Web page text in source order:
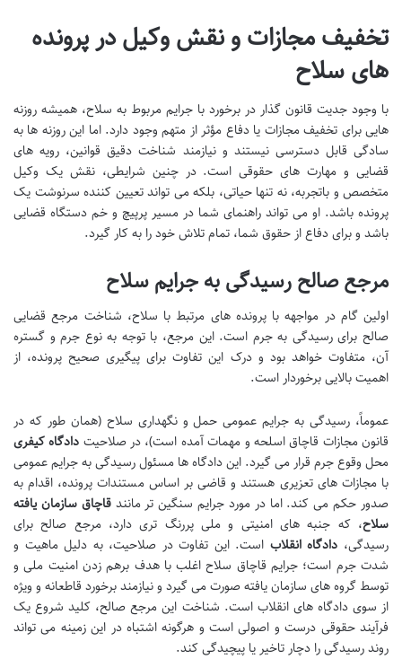
تخفیف مجازات و نقش وکیل در پرونده
های سلاح
با وجود جدیت قانون گذار در برخورد با جرایم مربوط به سلاح، همیشه روزنه
هایی برای تخفیف مجازات یا دفاع مؤثر از متهم وجود دارد. اما این روزنه ها به
سادگی قابل دسترسی نیستند و نیازمند شناخت دقیق قوانین، رویه های
قضایی و مهارت های حقوقی است. در چنین شرایطی، نقش یک وکیل
متخصص و باتجربه، نه تنها حیاتی، بلکه می تواند تعیین کننده سرنوشت یک
پرونده باشد. او می تواند راهنمای شما در مسیر پرپیچ و خم دستگاه قضایی
باشد و برای دفاع از حقوق شما، تمام تلاش خود را به کار گیرد.
مرجع صالح رسیدگی به جرایم سلاح
اولین گام در مواجهه با پرونده های مرتبط با سلاح، شناخت مرجع قضایی
صالح برای رسیدگی به جرم است. این مرجع، با توجه به نوع جرم و گستره
آن، متفاوت خواهد بود و درک این تفاوت برای پیگیری صحیح پرونده، از
اهمیت بالایی برخوردار است.
عموماً، رسیدگی به جرایم عمومی حمل و نگهداری سلاح (همان طور که در
قانون مجازات قاچاق اسلحه و مهمات آمده است)، در صلاحیت دادگاه کیفری
محل وقوع جرم قرار می گیرد. این دادگاه ها مسئول رسیدگی به جرایم عمومی
با مجازات های تعزیری هستند و قاضی بر اساس مستندات پرونده، اقدام به
صدور حکم می کند. اما در مورد جرایم سنگین تر مانندقاچاق سازمان یافته
سلاح، که جنبه های امنیتی و ملی پررنگ تری دارد، مرجع صالح برای
رسیدگی، دادگاه انقلاب است. این تفاوت در صلاحیت، به دلیل ماهیت و
شدت جرم است؛ جرایم قاچاق سلاح اغلب با هدف برهم زدن امنیت ملی و
توسط گروه های سازمان یافته صورت می گیرد و نیازمند برخورد قاطعانه و ویژه
از سوی دادگاه های انقلاب است. شناخت این مرجع صالح، کلید شروع یک
فرآیند حقوقی درست و اصولی است و هرگونه اشتباه در این زمینه می تواند
روند رسیدگی را دچار تاخیر یا پیچیدگی کند.